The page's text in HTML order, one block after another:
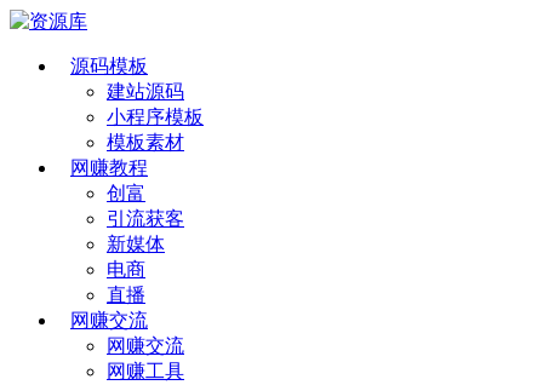
源码模板
建站源码
小程序模板
模板素材
网赚教程
创富
引流获客
新媒体
电商
直播
网赚交流
网赚交流
网赚工具